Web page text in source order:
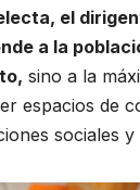
el
a la
sino a la
espacios de
sociales y